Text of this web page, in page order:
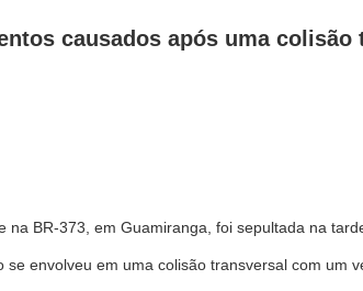
causados após uma
BR-373, em Guamiranga, foi sepultada na
envolveu em uma colisão transversal com um